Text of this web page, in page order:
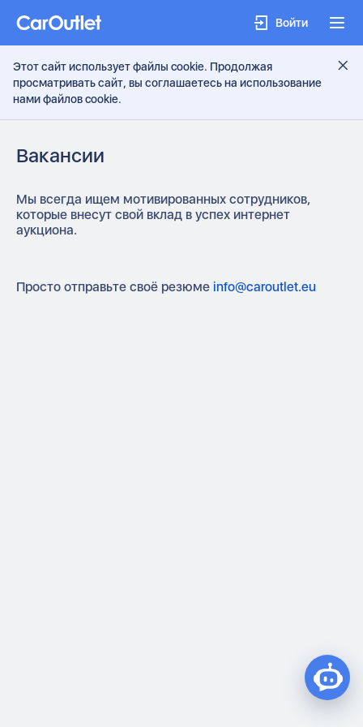
Войти
Этот сайт использует файлы cookie. Продолжая
просматривать сайт, вы соглашаетесь на использование
нами файлов cookie.
Вакансии
Мы всегда ищем мотивированных сотрудников,
которые внесут свой вклад в успех интернет
аукциона.
Просто отправьте своё резюме info@caroutlet.eu